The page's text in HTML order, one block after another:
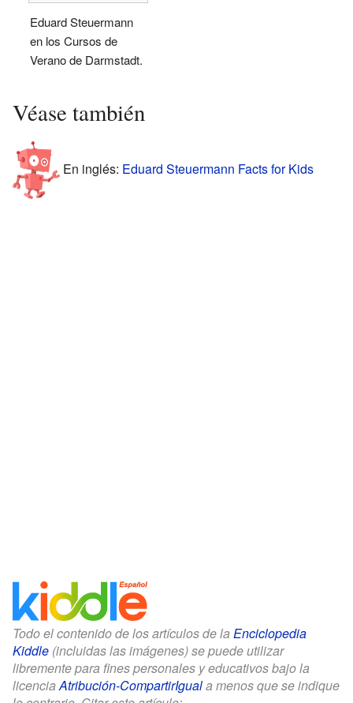
Eduard Steuermann
en los Cursos de
Verano de Darmstadt.
Véase también
En inglés: Eduard Steuermann Facts for Kids
Todo el contenido de los artículos de la Enciclopedia
Kiddle (incluidas las imágenes) se puede utilizar
libremente para fines personales y educativos bajo la
licenciaAtribución-CompartirIguala menos que se indique